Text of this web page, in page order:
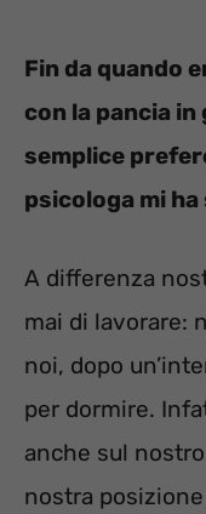
Fin da quando
con la pancia in
semplice
psicologa mi
A differenza
mai di lavorare:
noi, dopo
per dormire.
anche sul
nostra